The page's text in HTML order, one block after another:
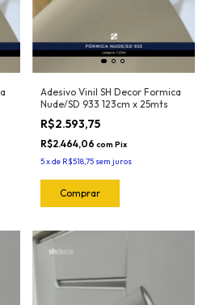
Adesivo Vinil SH Decor Formica
Nude/SD 933 123cm x 25mts
R$2.593,75
R$2.464,06 com Pix
5xde R$518,75 sem juros